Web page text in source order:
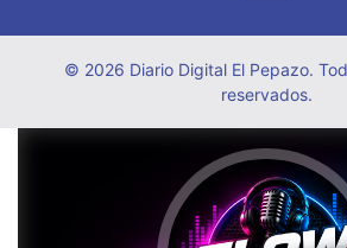
© 2026 Diario Digital El Pepazo.
reservados.